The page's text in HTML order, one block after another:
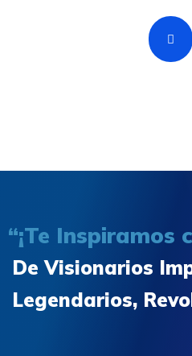
“¡Te Inspiramos
De Visionarios
Legendarios,